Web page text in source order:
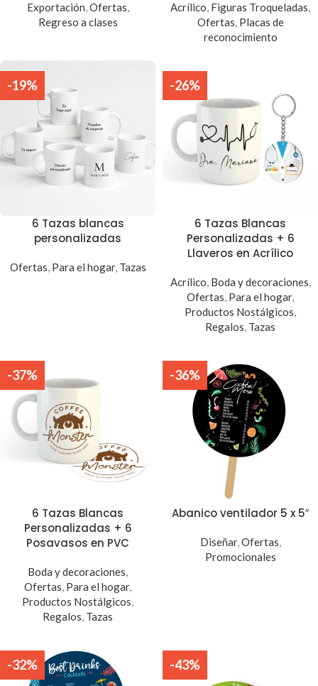
Exportación,Ofertas,
Regreso a clases
Acrílico, Figuras Troqueladas,
Ofertas, Placas de
reconocimiento
-19%
6 Tazas blancas
personalizadas
Ofertas, Para el hogar, Tazas
-26%
6 Tazas Blancas
Personalizadas + 6
Llaveros en Acrílico
Acrílico, Boda y decoraciones,
Ofertas, Para el hogar,
Productos Nostálgicos,
Regalos, Tazas
-37%
6 Tazas Blancas
Personalizadas + 6
Posavasos en PVC
Boda y decoraciones,
Ofertas, Para el hogar,
Productos Nostálgicos,
Regalos, Tazas
-36%
Abanico ventilador 5 x 5″
Diseñar,Ofertas,
Promocionales
-32% -43%